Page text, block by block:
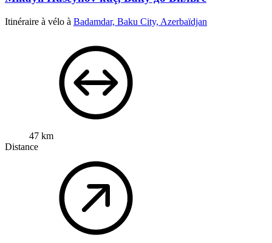
Itinéraire à vélo à Badamdar, Baku City, Azerbaïdjan
47 km
Distance